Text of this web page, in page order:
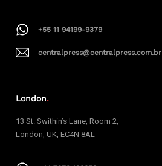
+55 11 94199-9379
centralpress@centralpress.com.br
London.
13 St. Swithin’s Lane, Room 2,
London, UK, EC4N 8AL